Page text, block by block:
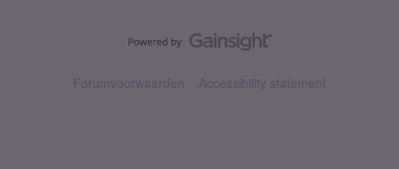
Forumvoorwaarden Accessibility statement